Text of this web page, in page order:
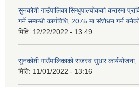
सुनकोशी गाउँपालिका सिन्धुपाल्चोकको करारमा
गर्ने सम्बन्धी कार्यविधि, 2075 मा संशोधन गर्न
मिति: 12/22/2022 - 13:49
सुनकोशी गाउँपालिकाको राजस्व सुधार
मिति: 11/01/2022 - 13:16